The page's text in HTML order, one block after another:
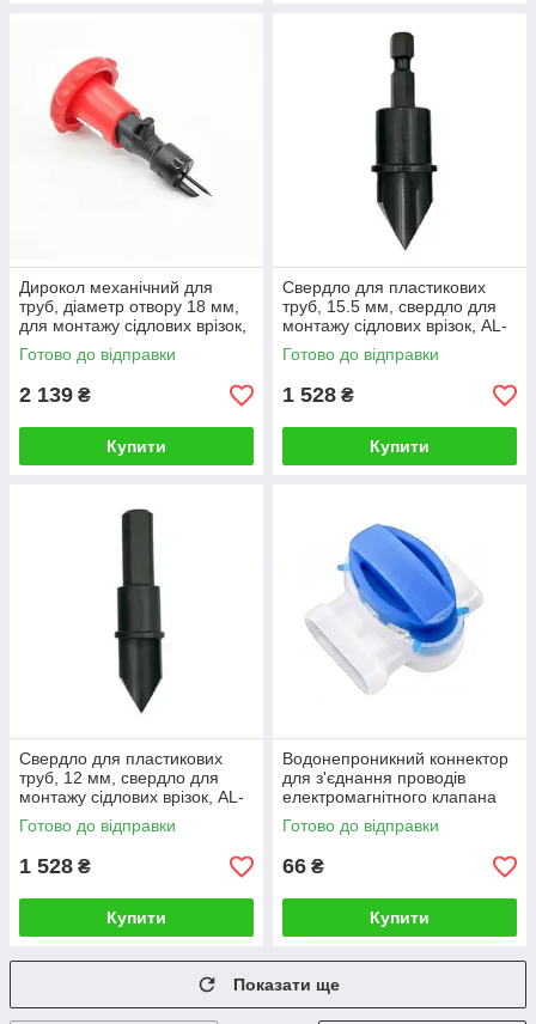
Дирокол механічний для
труб, діаметр отвору 18 мм,
для монтажу сідлових врізок,
діркопробивач Twist Punch
TP-18
Готово до відправки
2 139 ₴
Купити
Свердло для пластикових
труб, 15.5 мм, свердло для
монтажу сідлових врізок, AL-
Magor (Ізраїль)
Готово до відправки
1 528 ₴
Купити
Свердло для пластикових
труб, 12 мм, свердло для
монтажу сідлових врізок, AL-
Magor (Ізраїль)
Готово до відправки
1 528 ₴
Купити
Водонепроникний коннектор
для з'єднання проводів
електромагнітного клапана
Scotchlok 314,
гелезаповнений
Готово до відправки
66 ₴
Купити
Показати ще